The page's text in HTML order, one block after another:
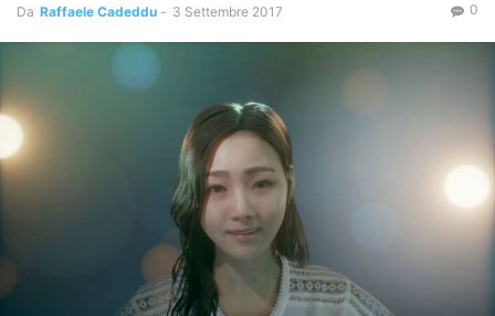
Da Raffaele Cadeddu - 3 Settembre 2017 0